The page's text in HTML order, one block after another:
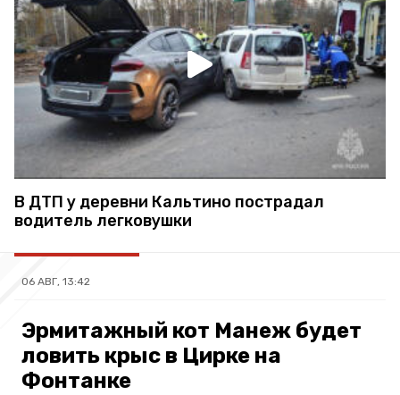
В ДТП у деревни Кальтино пострадал
водитель легковушки
06 АВГ, 13:42
Эрмитажный кот Манеж будет
ловить крыс в Цирке на
Фонтанке